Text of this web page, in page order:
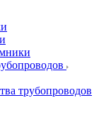
трубопроводов